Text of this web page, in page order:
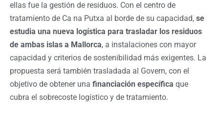
ellas fue la gestión de residuos. Con el centro de
tratamiento de Ca na Putxa al borde de su capacidad, se
estudia una nueva logística para trasladar los residuos
de ambas islas a Mallorca, a instalaciones con mayor
capacidad y criterios de sostenibilidad más exigentes. La
propuesta será también trasladada al Govern, con el
objetivo de obtener una financiación específica que
cubra el sobrecoste logístico y de tratamiento.